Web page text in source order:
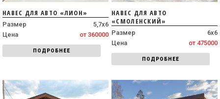
НАВЕС ДЛЯ АВТО «ЛИОН»
Размер
5,7х6
Цена
от 360000
ПОДРОБНЕЕ
НАВЕС ДЛЯ АВТО
«СМОЛЕНСКИЙ»
Размер
6х6
Цена
от 475000
ПОДРОБНЕЕ